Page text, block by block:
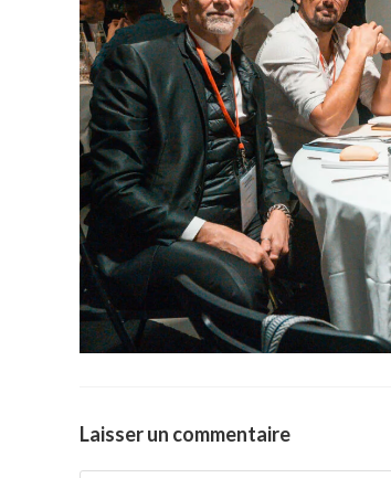
Laisser un commentaire